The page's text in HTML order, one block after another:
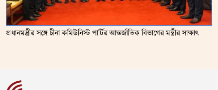
প্রধানমন্ত্রীর সঙ্গে চীনা কমিউনিস্ট পার্টির আন্তর্জাতিক বিভাগের মন্ত্রীর সাক্ষাৎ